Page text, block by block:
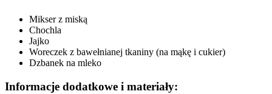
Mikser z miską
Chochla
Jajko
Woreczek z bawełnianej tkaniny (na mąkę i cukier)
Dzbanek na mleko
Informacje dodatkowe i materiały: